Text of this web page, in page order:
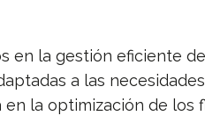
en la gestión eficiente
a las
la optimización de los